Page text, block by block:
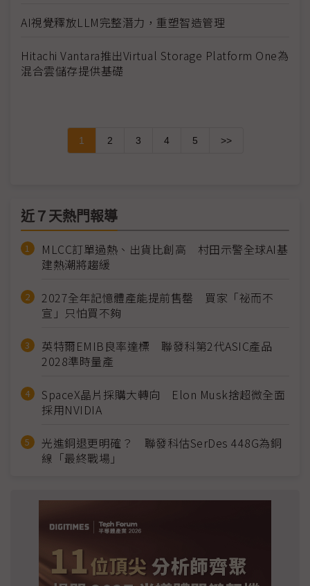
AI視覺釋放LLM完整潛力，重塑智造管理
Hitachi Vantara推出Virtual Storage Platform One為
混合雲儲存提供基礎
1 2 3 4 5 >>
近７天熱門報導
MLCC訂單過熱、出貨比創高 村田示警全球AI基
建熱潮將趨緩
2027全年記憶體產能提前售罄 買家「祕而不
宣」只怕買不夠
英特爾EMIB良率達標 聯發科第2代ASIC產品
2028準時量產
SpaceX晶片採購大轉向 Elon Musk捨超微全面
採用NVIDIA
光進銅退更明確？ 聯發科估SerDes 448G為銅
線「最終戰場」